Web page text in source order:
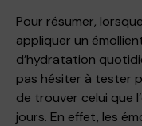
Pour résumer,
appliquer un
d’hydratation
pas hésiter à tester
de trouver celui que
jours. En effet, les